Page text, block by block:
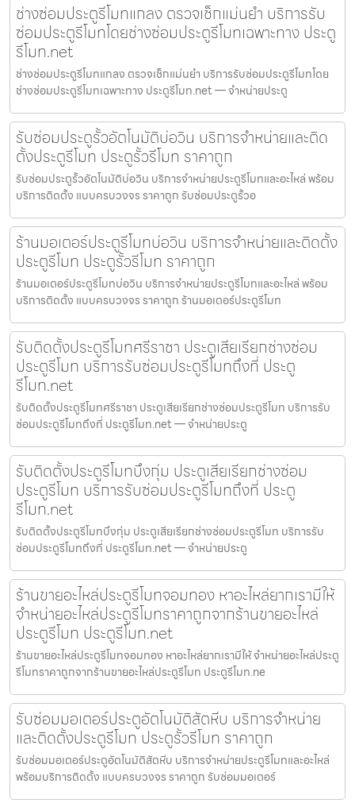
ช่างซ่อมประตูรีโมทแกลง ตรวจเช็กแม่นยำ บริการรับ
ซ่อมประตูรีโมทโดยช่างซ่อมประตูรีโมทเฉพาะทาง ประตู
รีโมท.net
ช่างซ่อมประตูรีโมทแกลง ตรวจเช็กแม่นยำ บริการรับซ่อมประตูรีโมทโดย
ช่างซ่อมประตูรีโมทเฉพาะทาง ประตูรีโมท.net — จำหน่ายประตู
รับซ่อมประตูรั้วอัตโนมัติบ่อวิน บริการจำหน่ายและติด
ตั้งประตูรีโมท ประตูรั้วรีโมท ราคาถูก
รับซ่อมประตูรั้วอัตโนมัติบ่อวิน บริการจำหน่ายประตูรีโมทและอะไหล่ พร้อม
บริการติดตั้ง แบบครบวงจร ราคาถูก รับซ่อมประตูรั้วอ
ร้านมอเตอร์ประตูรีโมทบ่อวิน บริการจำหน่ายและติดตั้ง
ประตูรีโมท ประตูรั้วรีโมท ราคาถูก
ร้านมอเตอร์ประตูรีโมทบ่อวิน บริการจำหน่ายประตูรีโมทและอะไหล่ พร้อม
บริการติดตั้ง แบบครบวงจร ราคาถูก ร้านมอเตอร์ประตูรีโมท
รับติดตั้งประตูรีโมทศรีราชา ประตูเสียเรียกช่างซ่อม
ประตูรีโมท บริการรับซ่อมประตูรีโมทถึงที่ ประตู
รีโมท.net
รับติดตั้งประตูรีโมทศรีราชา ประตูเสียเรียกช่างซ่อมประตูรีโมท บริการรับ
ซ่อมประตูรีโมทถึงที่ ประตูรีโมท.net — จำหน่ายประตู
รับติดตั้งประตูรีโมทบึงกุ่ม ประตูเสียเรียกช่างซ่อม
ประตูรีโมท บริการรับซ่อมประตูรีโมทถึงที่ ประตู
รีโมท.net
รับติดตั้งประตูรีโมทบึงกุ่ม ประตูเสียเรียกช่างซ่อมประตูรีโมท บริการรับ
ซ่อมประตูรีโมทถึงที่ ประตูรีโมท.net — จำหน่ายประตู
ร้านขายอะไหล่ประตูรีโมทจอมทอง หาอะไหล่ยากเรามีให้
จำหน่ายอะไหล่ประตูรีโมทราคาถูกจากร้านขายอะไหล่
ประตูรีโมท ประตูรีโมท.net
ร้านขายอะไหล่ประตูรีโมทจอมทอง หาอะไหล่ยากเรามีให้ จำหน่ายอะไหล่ประตู
รีโมทราคาถูกจากร้านขายอะไหล่ประตูรีโมท ประตูรีโมท.ne
รับซ่อมมอเตอร์ประตูอัตโนมัติสัตหีบ บริการจำหน่าย
และติดตั้งประตูรีโมท ประตูรั้วรีโมท ราคาถูก
รับซ่อมมอเตอร์ประตูอัตโนมัติสัตหีบ บริการจำหน่ายประตูรีโมทและอะไหล่
พร้อมบริการติดตั้ง แบบครบวงจร ราคาถูก รับซ่อมมอเตอร์